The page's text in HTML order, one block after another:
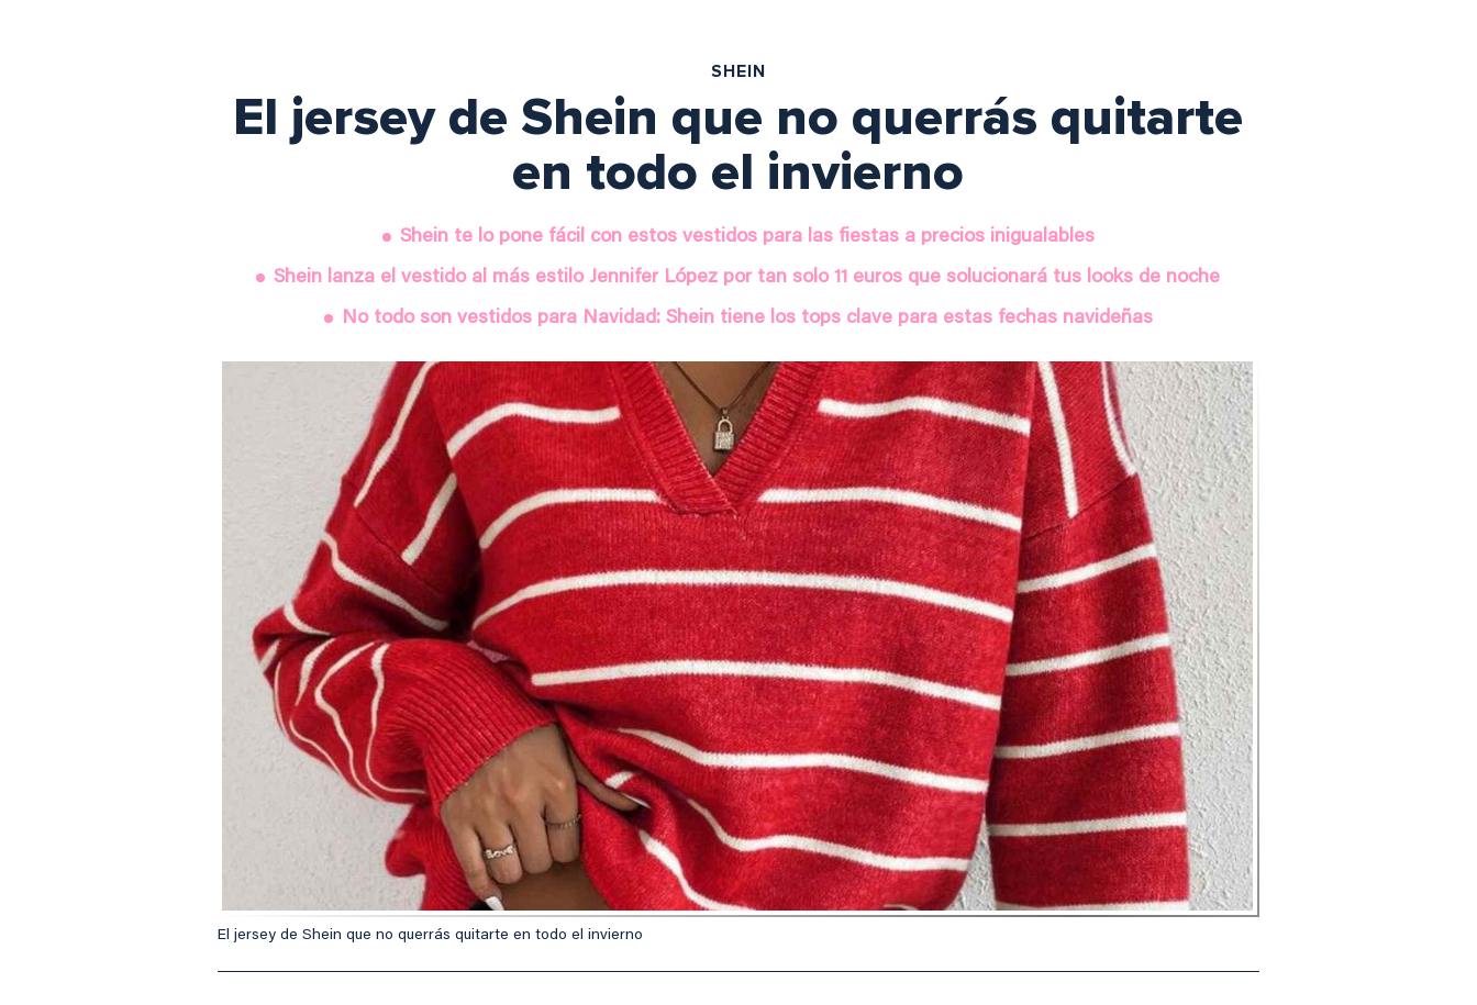
SHEIN
El jersey de Shein que no querrás quitarte
en todo el invierno
Shein te lo pone fácil con estos vestidos para las fiestas a precios inigualables
Shein lanza el vestido al más estilo Jennifer López por tan solo 11 euros que solucionará tus looks de noche
No todo son vestidos para Navidad: Shein tiene los tops clave para estas fechas navideñas
El jersey de Shein que no querrás quitarte en todo el invierno